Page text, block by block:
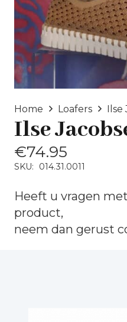
Home Loafers Ilse
Ilse
€74.95
SKU: 014.31.0011
Heeft u vragen
product,
neem dan gerust